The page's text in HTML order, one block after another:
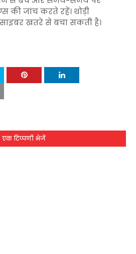
की जांच करते रहें। थोड़ी
खतरे से बचा सकती है।
एक टिप्पणी भेजें